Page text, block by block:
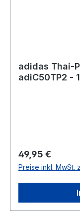
adidas Thai-
Regulärer Preis:
49,95 €
Preise inkl. MwSt.